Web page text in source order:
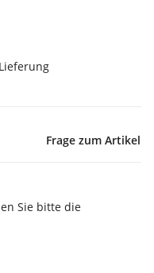
Frage zum Artikel
Sie bitte die